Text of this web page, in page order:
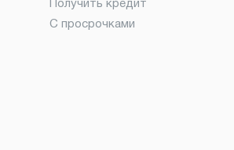
Получить кредит
С просрочками